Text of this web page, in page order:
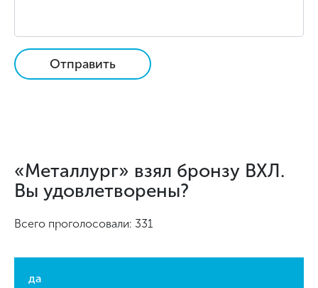
Отправить
«Металлург» взял бронзу ВХЛ.
Вы удовлетворены?
Всего проголосовали: 331
да